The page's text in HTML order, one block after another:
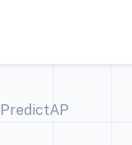
PredictAP